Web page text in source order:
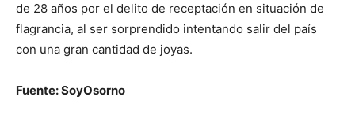
de 28 años por el delito de receptación en situación de
flagrancia, al ser sorprendido intentando salir del país
con una gran cantidad de joyas.
Fuente: SoyOsorno